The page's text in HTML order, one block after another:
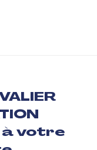
à votre